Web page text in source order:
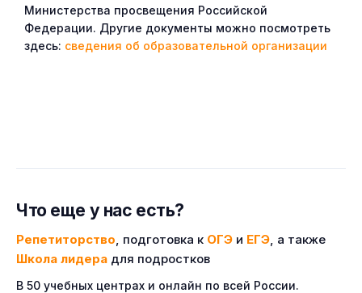
Министерства просвещения Российской
Федерации. Другие документы можно посмотреть
здесь: сведения об образовательной организации
Что еще у нас есть?
Репетиторство , подготовка к ОГЭ и ЕГЭ , а также
Школа лидера для подростков
В 50 учебных центрах и онлайн по всей России.